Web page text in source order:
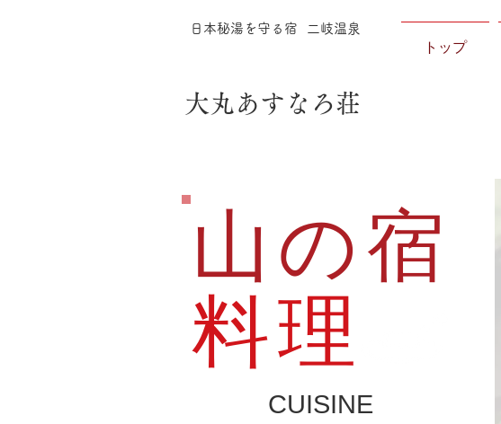
日本秘湯を守る宿 ​ 二岐温泉
トップ
​ 大丸あすなろ荘
山の宿
料理
CUISINE